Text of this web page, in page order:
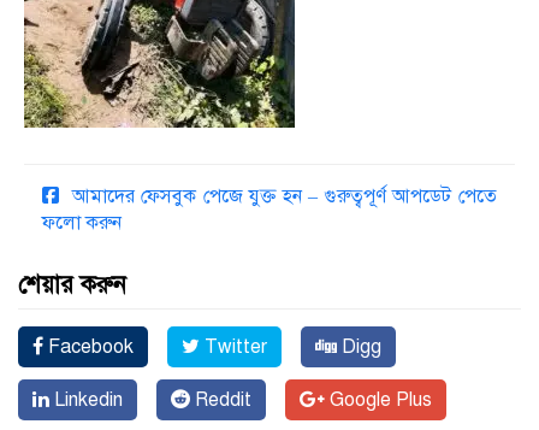
আমাদের ফেসবুক পেজে যুক্ত হন – গুরুত্বপূর্ণ আপডেট পেতে
ফলো করুন
শেয়ার করুন
Facebook Twitter Digg
Linkedin Reddit Google Plus